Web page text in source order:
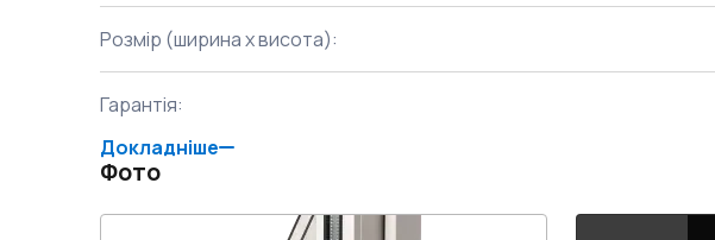
Розмір (ширина x висота):
Гарантія:
Докладніше
Фото